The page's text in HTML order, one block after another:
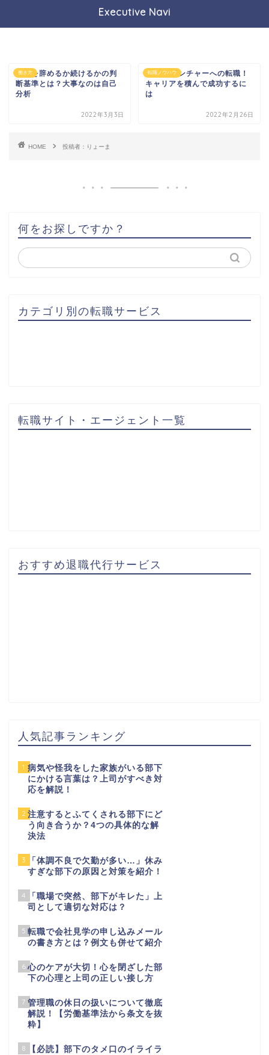
Executive Navi
働き方
仕事を辞めるか続けるかの判
断基準とは？大事なのは自己
分析
2022年3月3日
転職ノウハウ
30代でベンチャーへの転職！
キャリアを積んで成功するに
は
2022年2月26日
HOME 投稿者：りょーま
何をお探しですか？
カテゴリ別の転職サービス
転職サイト・エージェント一覧
おすすめ退職代行サービス
人気記事ランキング
1 病気や怪我をした家族がいる部下
にかける言葉は？上司がすべき対
応を解説！
2 注意するとふてくされる部下にど
う向き合うか？4つの具体的な解
決法
3
「体調不良で欠勤が多い…」休み
すぎな部下の原因と対策を紹介！
4
「職場で突然、部下がキレた」上
司として適切な対応は？
5 転職で会社見学の申し込みメール
の書き方とは？例文も併せて紹介
6 心のケアが大切！心を閉ざした部
下の心理と上司の正しい接し方
7 管理職の休日の扱いについて徹底
解説！【労働基準法から条文を抜
粋】
8
【必読】部下のタメ口のイライラ